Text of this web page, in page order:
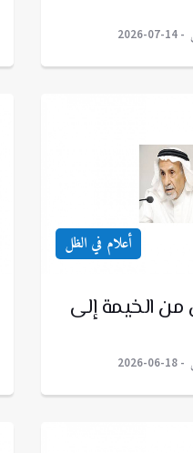
2026-07-14
أعلام في الظل
من الخيمة إلى
2026-06-18